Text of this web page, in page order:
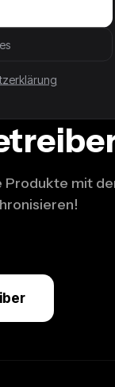
Religion Y2K
Produkte mit